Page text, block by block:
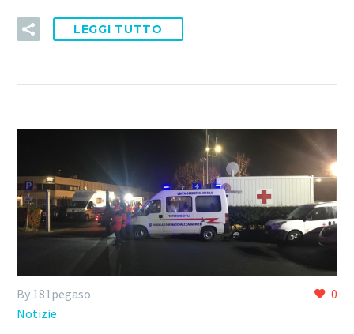
LEGGI TUTTO
0
By 181pegaso
Notizie